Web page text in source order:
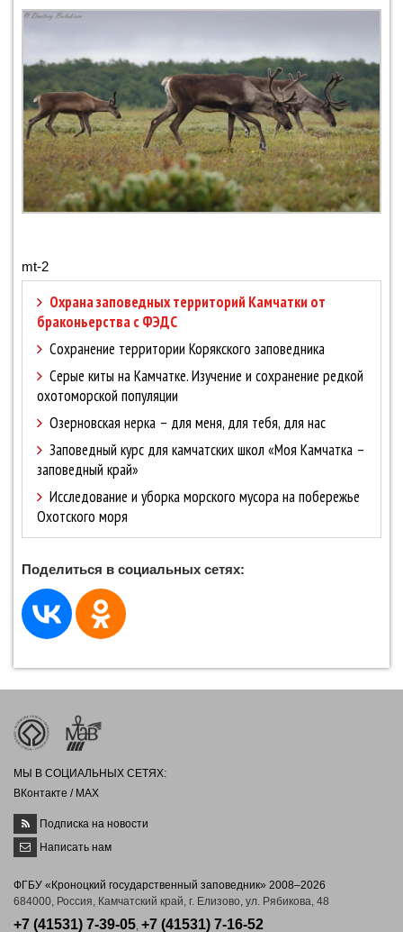
mt-2
Охрана заповедных территорий Камчатки от
браконьерства с ФЭДС
Сохранение территории Корякского заповедника
Серые киты на Камчатке. Изучение и сохранение редкой
охотоморской популяции
Озерновская нерка – для меня, для тебя, для нас
Заповедный курс для камчатских школ «Моя Камчатка –
заповедный край»
Исследование и уборка морского мусора на побережье
Охотского моря
Поделиться в социальных сетях:
МЫ В СОЦИАЛЬНЫХ СЕТЯХ:
ВКонтакте / MAX
Подписка на новости
Написать нам
ФГБУ «Кроноцкий государственный заповедник» 2008–2026
684000, Россия, Камчатский край, г. Елизово, ул. Рябикова, 48
+7 (41531) 7-39-05, +7 (41531) 7-16-52